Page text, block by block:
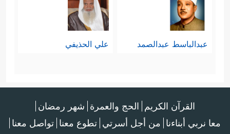
عبدالباسط عبدالصمد علي الحذيفي
القرآن الكريم الحج والعمرة شهر رمضان
معا نربي أبناءنا من أجل أسرتي تطوع معنا تواصل معنا